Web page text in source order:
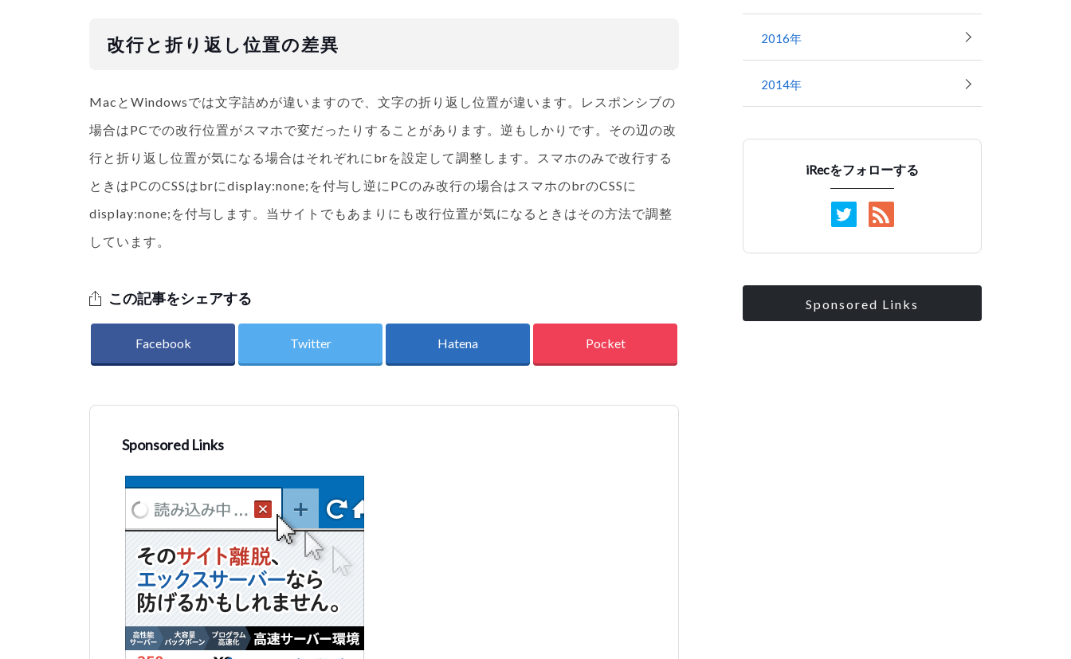
改行と折り返し位置の差異
MacとWindowsでは文字詰めが違いますので、文字の折り返し位置が違います。レスポンシブの
場合はPCでの改行位置がスマホで変だったりすることがあります。逆もしかりです。その辺の改
行と折り返し位置が気になる場合はそれぞれにbrを設定して調整します。スマホのみで改行する
ときはPCのCSSはbrにdisplay:none;を付与し逆にPCのみ改行の場合はスマホのbrのCSSに
display:none;を付与します。当サイトでもあまりにも改行位置が気になるときはその方法で調整
しています。
この記事をシェアする
Facebook Twitter Hatena Pocket
Sponsored Links
2016年
2014年
iRecをフォローする
Sponsored Links